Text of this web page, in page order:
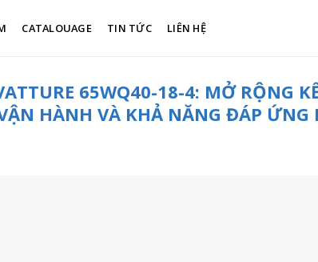
CATALOUAGE TIN TỨC LIÊN HỆ
65WQ40-18-4: MỞ RỘNG
HÀNH VÀ KHẢ NĂNG ĐÁP ỨNG